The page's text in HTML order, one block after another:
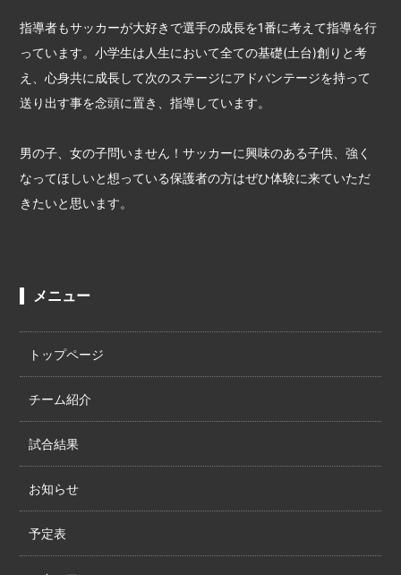
指導者もサッカーが大好きで選手の成長を1番に考えて指導を行
っています。小学生は人生において全ての基礎(土台)創りと考
え、心身共に成長して次のステージにアドバンテージを持って
送り出す事を念頭に置き、指導しています。
男の子、女の子問いません！サッカーに興味のある子供、強く
なってほしいと想っている保護者の方はぜひ体験に来ていただ
きたいと思います。
メニュー
トップページ
チーム紹介
試合結果
お知らせ
予定表